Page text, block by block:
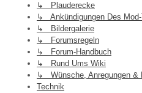
↳ Plauderecke
↳ Ankündigungen Des Mod-
↳ Bildergalerie
↳ Forumsregeln
↳ Forum-Handbuch
↳ Rund Ums Wiki
↳ Wünsche, Anregungen &
Technik